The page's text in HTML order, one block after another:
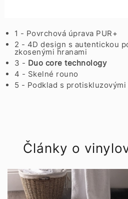
1 - Povrchová úprava PUR+
2 - 4D design s autentickou
zkosenými hranami
3 - Duo core technology
4 - Skelné rouno
5 - Podklad s protiskluzovými
Články o